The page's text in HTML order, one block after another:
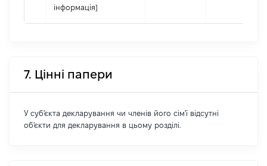
інформація]
7. Цінні папери
У суб'єкта декларування чи членів його сім'ї відсутні
об'єкти для декларування в цьому розділі.